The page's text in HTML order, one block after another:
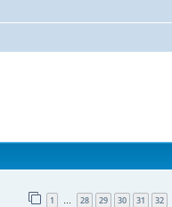
1 … 28 29 30 31 32